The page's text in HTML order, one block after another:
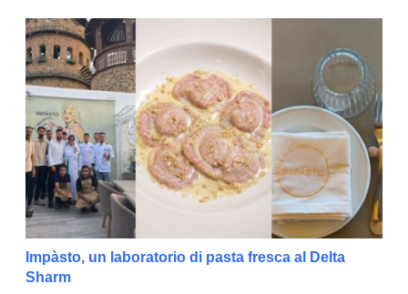
Impàsto, un laboratorio di pasta fresca al Delta
Sharm